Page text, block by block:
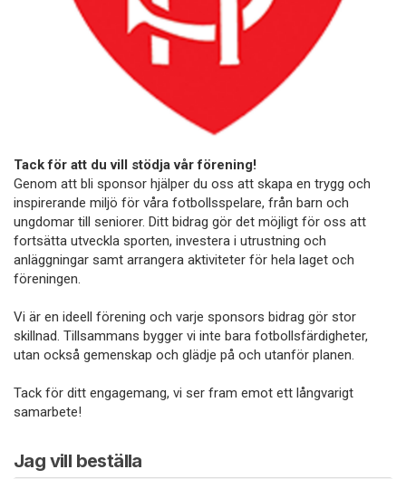
Tack för att du vill stödja vår förening!
Genom att bli sponsor hjälper du oss att skapa en trygg och
inspirerande miljö för våra fotbollsspelare, från barn och
ungdomar till seniorer. Ditt bidrag gör det möjligt för oss att
fortsätta utveckla sporten, investera i utrustning och
anläggningar samt arrangera aktiviteter för hela laget och
föreningen.
Vi är en ideell förening och varje sponsors bidrag gör stor
skillnad. Tillsammans bygger vi inte bara fotbollsfärdigheter,
utan också gemenskap och glädje på och utanför planen.
Tack för ditt engagemang, vi ser fram emot ett långvarigt
samarbete!
Jag vill beställa